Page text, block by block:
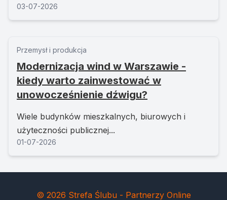
03-07-2026
Przemysł i produkcja
Modernizacja wind w Warszawie -
kiedy warto zainwestować w
unowocześnienie dźwigu?
Wiele budynków mieszkalnych, biurowych i
użyteczności publicznej...
01-07-2026
© 2026 Strefa Ślubu - Partnerzy Online